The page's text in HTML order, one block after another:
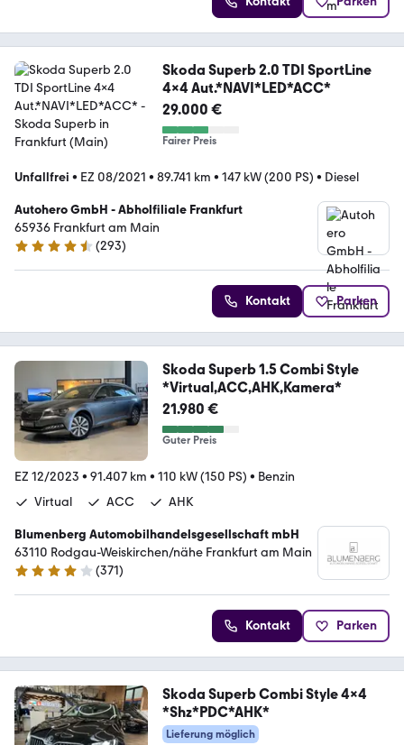
Skoda Superb 2.0 TDI SportLine
4x4 Aut.*NAVI*LED*ACC*
29.000 €
Fairer Preis
Unfallfrei • EZ 08/2021 • 89.741 km • 147 kW (200 PS) • Diesel
Autohero GmbH - Abholfiliale Frankfurt
65936 Frankfurt am Main
4.6 Sterne
(293)
Kontakt Parken
Skoda Superb 1.5 Combi Style
*Virtual,ACC,AHK,Kamera*
21.980 €
Guter Preis
EZ 12/2023 • 91.407 km • 110 kW (150 PS) • Benzin
Virtual
ACC AHK
Blumenberg Automobilhandelsgesellschaft mbH
63110 Rodgau-Weiskirchen/nähe Frankfurt am Main
4.2 Sterne
(371)
Kontakt Parken
Skoda Superb Combi Style 4x4
*Shz*PDC*AHK*
Lieferung möglich